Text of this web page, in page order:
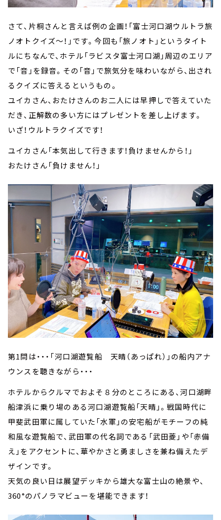
さて、片桐さんと言えば例の企画！「富士河口湖ウルトラ旅
ノオトクイズ～！」です。今回も「旅ノオト」というタイト
ルにちなんで、ホテル「ラビスタ富士河口湖」周辺のエリア
で「音」を録音。その「音」で旅気分を味わいながら、出され
るクイズに答えるというもの。
ユイカさん、おたけさんのお二人には早押しで答えていた
だき、正解数の多い方にはプレゼントを差し上げます。
いざ！ウルトラクイズです！
ユイカさん「本気出して行きます！負けませんから！」
おたけさん「負けません！」
第1問は・・・「河口湖遊覧船 天晴（あっぱれ）」の船内アナ
ウンスを聴きながら・・・
ホテルからクルマでおよそ８分のところにある、河口湖畔
船津浜に乗り場のある河口湖遊覧船「天晴」。戦国時代に
甲斐武田軍に属していた「水軍」の安宅船がモチーフの純
和風な遊覧船で、武田軍の代名詞である「武田菱」や「赤備
え」をアクセントに、華やかさと勇ましさを兼ね備えたデ
ザインです。
天気の良い日は展望デッキから雄大な富士山の絶景や、
360°のパノラマビューを堪能できます！